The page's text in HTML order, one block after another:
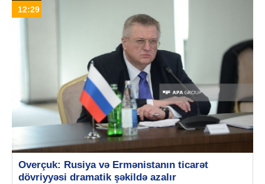
12:29
Overçuk: Rusiya və Ermənistanın ticarət
dövriyyəsi dramatik şəkildə azalır